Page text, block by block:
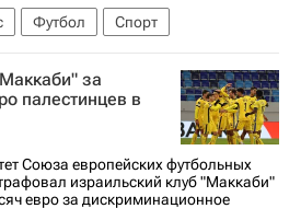
Футбол Спорт
за
палестинцев в
Союза европейских футбольных
израильский клуб "Маккаби"
евро за дискриминационное